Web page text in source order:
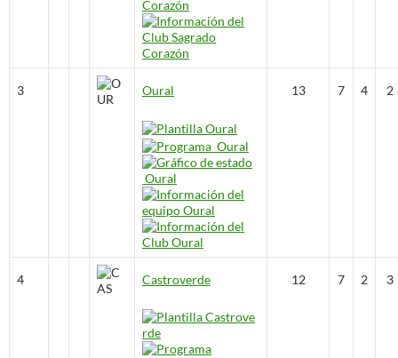
3 Oural 13 7 4 2
4 Castroverde 12 7 2 3